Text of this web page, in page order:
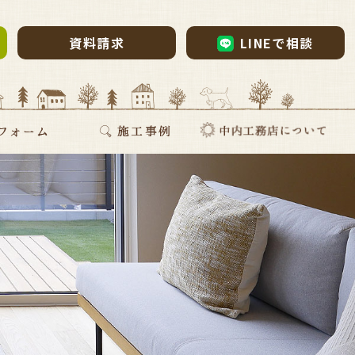
資料請求 LINEで相談
リノベーション
リノベ
ーム
熱リフォーム 新築施工事例
リフォーム施工事例
お家づくりインタビュー
会社案内
採用情報